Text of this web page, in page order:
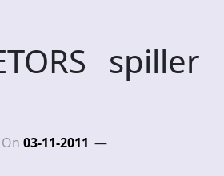
03-11-2011